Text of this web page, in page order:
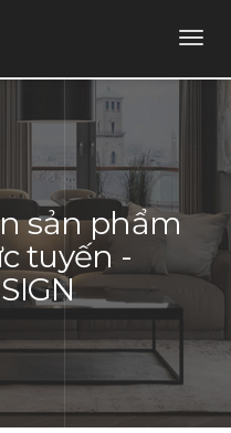
sản phẩm
tuyến -